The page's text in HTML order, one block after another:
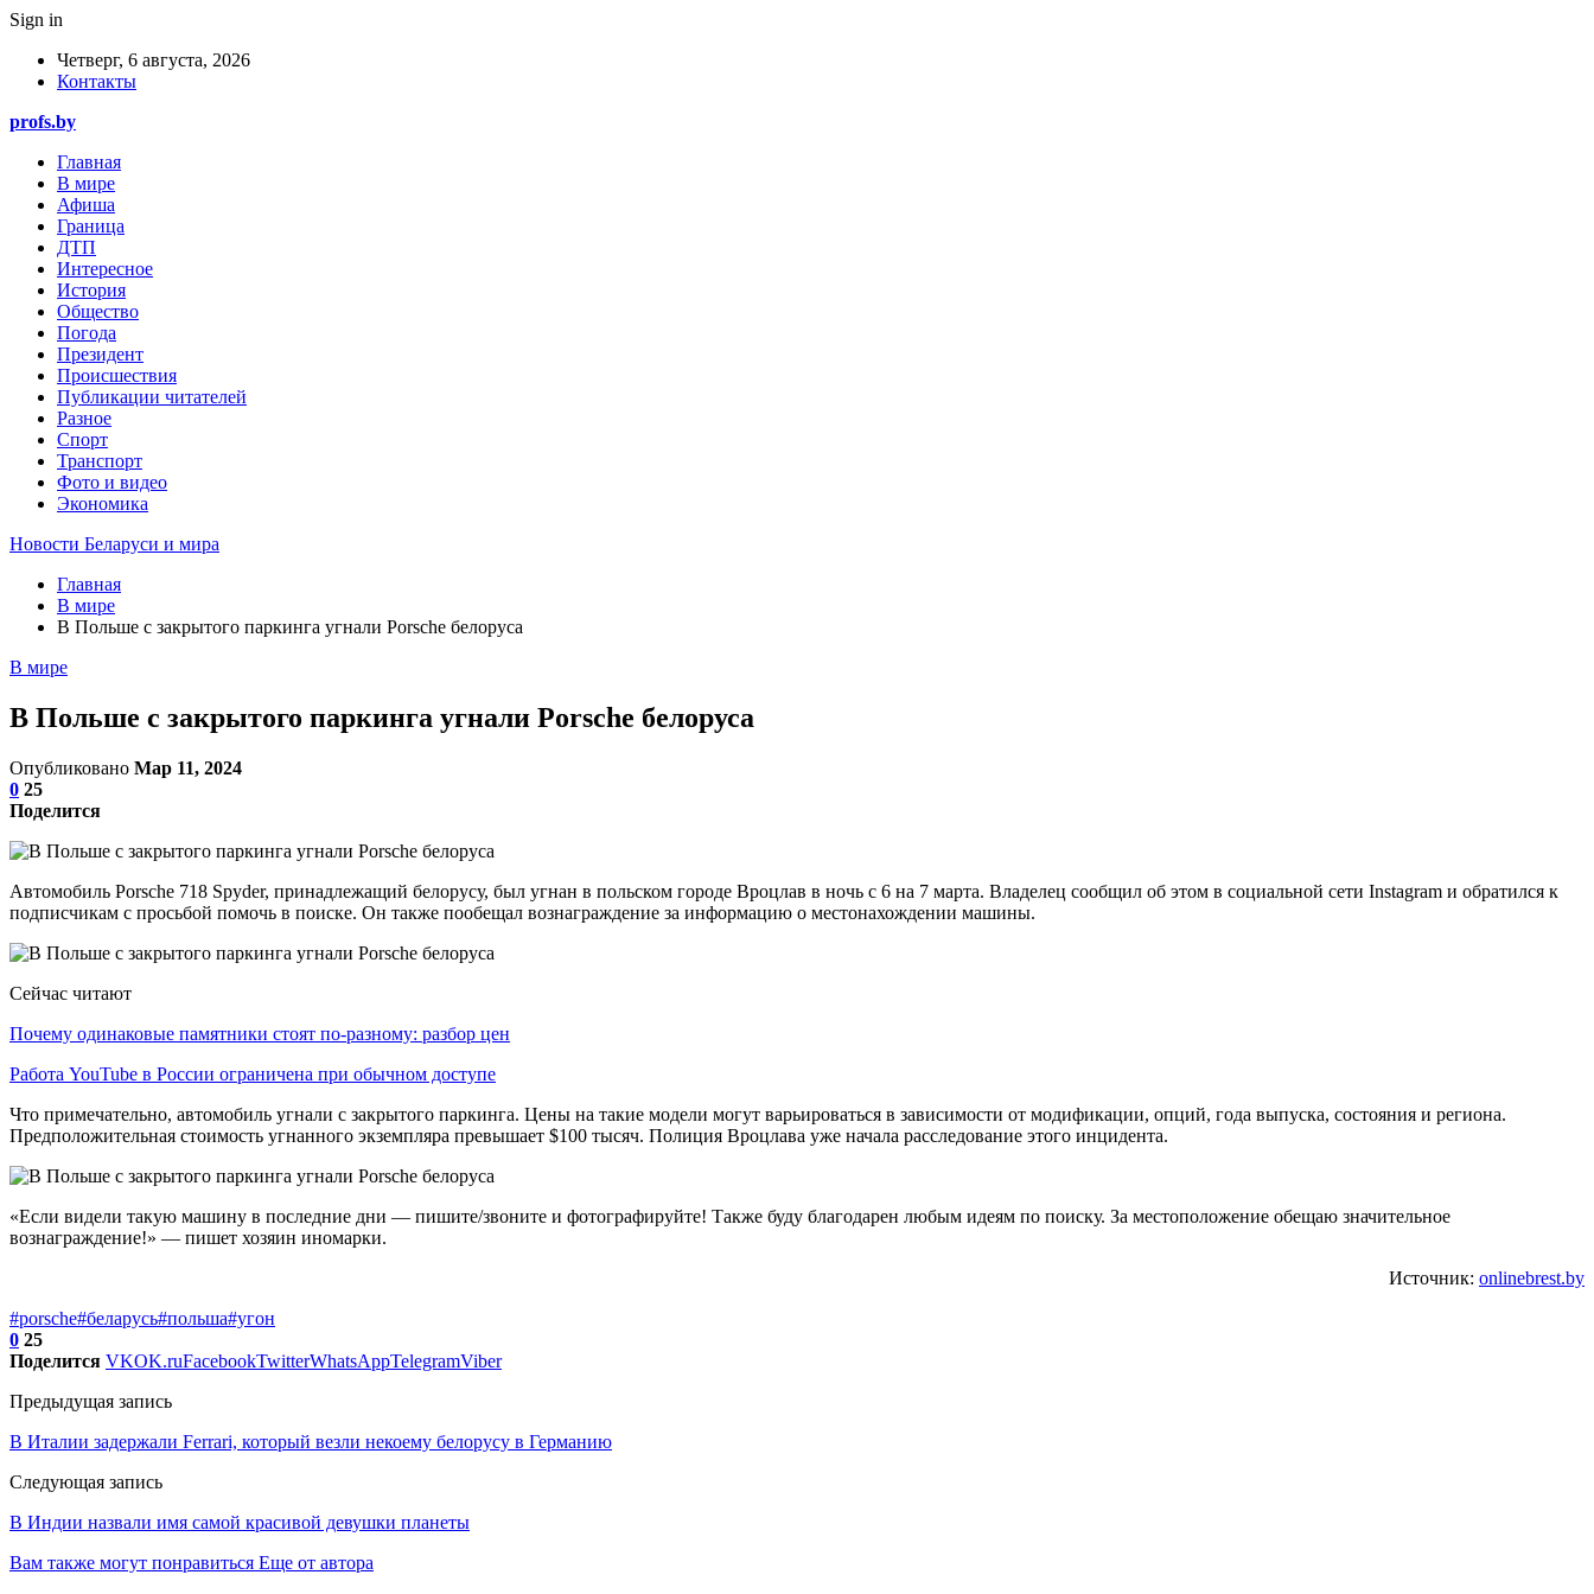
Sign in
Четверг, 6 августа, 2026
Контакты
profs.by
Главная
В мире
Афиша
Граница
ДТП
Интересное
История
Общество
Погода
Президент
Происшествия
Публикации читателей
Разное
Спорт
Транспорт
Фото и видео
Экономика
Новости Беларуси и мира
Главная
В мире
В Польше с закрытого паркинга угнали Porsche белоруса
В мире
В Польше с закрытого паркинга угнали Porsche белоруса
Опубликовано Мар 11, 2024
0 25
Поделится
Автомобиль Porsche 718 Spyder, принадлежащий белорусу, был угнан в польском городе Вроцлав в ночь с 6 на 7 марта. Владелец сообщил об этом в социальной сети Instagram и обратился к
подписчикам с просьбой помочь в поиске. Он также пообещал вознаграждение за информацию о местонахождении машины.
Сейчас читают
Почему одинаковые памятники стоят по-разному: разбор цен
Работа YouTube в России ограничена при обычном доступе
Что примечательно, автомобиль угнали с закрытого паркинга. Цены на такие модели могут варьироваться в зависимости от модификации, опций, года выпуска, состояния и региона.
Предположительная стоимость угнанного экземпляра превышает $100 тысяч. Полиция Вроцлава уже начала расследование этого инцидента.
«Если видели такую машину в последние дни — пишите/звоните и фотографируйте! Также буду благодарен любым идеям по поиску. За местоположение обещаю значительное
вознаграждение!» — пишет хозяин иномарки.
Источник: onlinebrest.by
#porsche#беларусь#польша#угон
0 25
Поделится VKOK.ruFacebookTwitterWhatsAppTelegramViber
Предыдущая запись
В Италии задержали Ferrari, который везли некоему белорусу в Германию
Следующая запись
В Индии назвали имя самой красивой девушки планеты
Вам также могут понравиться Еще от автора